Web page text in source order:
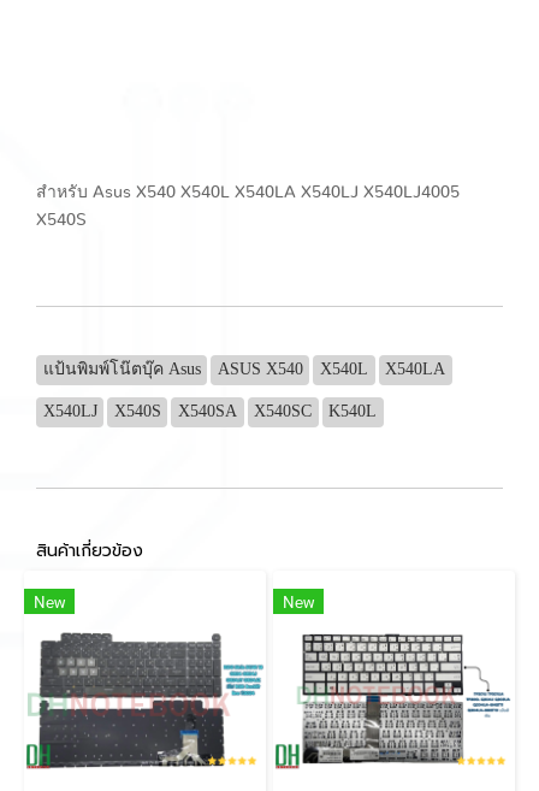
สำหรับ Asus X540 X540L X540LA X540LJ X540LJ4005
X540S
แป้นพิมพ์โน๊ตบุ๊ค Asus ASUS X540 X540L X540LA
X540LJ X540S X540SA X540SC K540L
สินค้าเกี่ยวข้อง
New New